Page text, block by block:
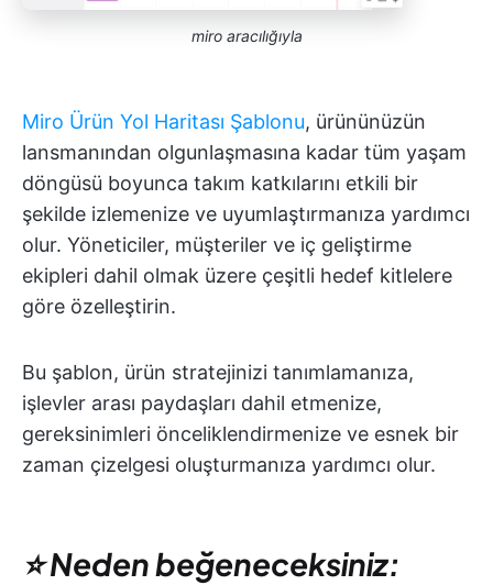
miro aracılığıyla
Miro Ürün Yol Haritası Şablonu, ürününüzün
lansmanından olgunlaşmasına kadar tüm yaşam
döngüsü boyunca takım katkılarını etkili bir
şekilde izlemenize ve uyumlaştırmanıza yardımcı
olur. Yöneticiler, müşteriler ve iç geliştirme
ekipleri dahil olmak üzere çeşitli hedef kitlelere
göre özelleştirin.
Bu şablon, ürün stratejinizi tanımlamanıza,
işlevler arası paydaşları dahil etmenize,
gereksinimleri önceliklendirmenize ve esnek bir
zaman çizelgesi oluşturmanıza yardımcı olur.
⭐ Neden beğeneceksiniz: